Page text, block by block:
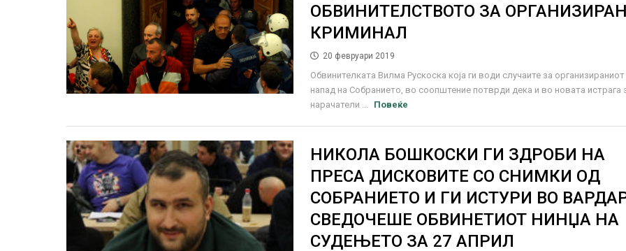
ОБВИНИТЕЛСТВОТО ЗА
КРИМИНАЛ
20 февруари 2019
Обвинителката Вилма Рускоска која ги води случаите за организираниот
напад на Собранието, во соопштение потврди дека и во новата истрага
нарачатели ...
Повеќе
НИКОЛА БОШКОСКИ ГИ ЗДРОБИ НА
ПРЕСА ДИСКОВИТЕ СО СНИМКИ ОД
СОБРАНИЕТО И ГИ ИСТУРИ ВО
СВЕДОЧЕШЕ ОБВИНЕТИОТ НИНЏА НА
СУДЕЊЕТО ЗА 27 АПРИЛ